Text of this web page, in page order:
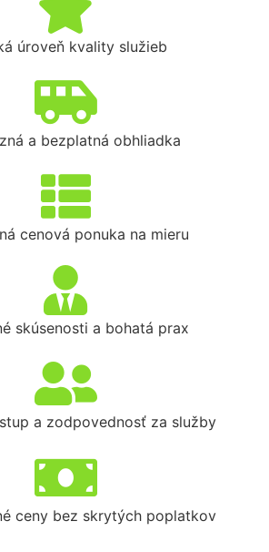
úroveň kvality služieb
a bezplatná obhliadka
cenová ponuka na mieru
skúsenosti a bohatá prax
a zodpovednosť za služby
ceny bez skrytých poplatkov